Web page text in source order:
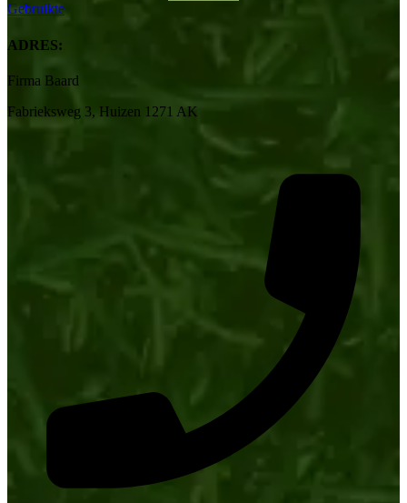
Gebruikte
ADRES:
Firma Baard
Fabrieksweg 3, Huizen 1271 AK